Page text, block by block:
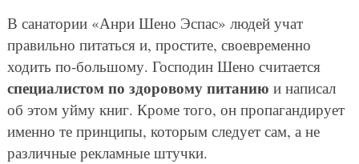
В санатории «Анри Шено Эспас» людей учат
правильно питаться и, простите, своевременно
ходить по-большому. Господин Шено считается
специалистом по здоровому питанию и написал
об этом уйму книг. Кроме того, он пропагандирует
именно те принципы, которым следует сам, а не
различные рекламные штучки.